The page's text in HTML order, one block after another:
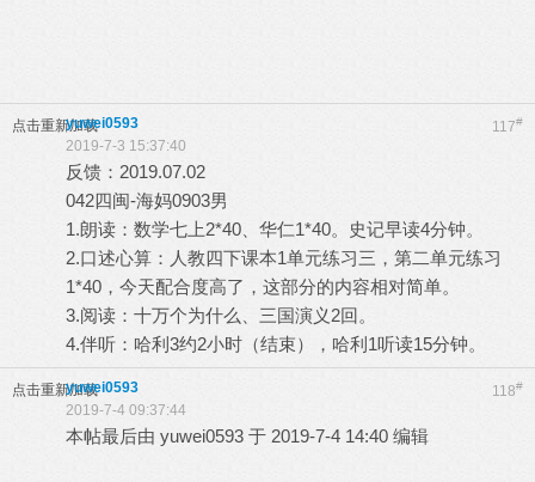
点击重新加载 117#
yuwei0593
2019-7-3 15:37:40
反馈：2019.07.02
042四闽-海妈0903男
1.朗读：数学七上2*40、华仁1*40。史记早读4分钟。
2.口述心算：人教四下课本1单元练习三，第二单元练习
1*40，今天配合度高了，这部分的内容相对简单。
3.阅读：十万个为什么、三国演义2回。
4.伴听：哈利3约2小时（结束），哈利1听读15分钟。
点击重新加载 118#
yuwei0593
2019-7-4 09:37:44
本帖最后由 yuwei0593 于 2019-7-4 14:40 编辑